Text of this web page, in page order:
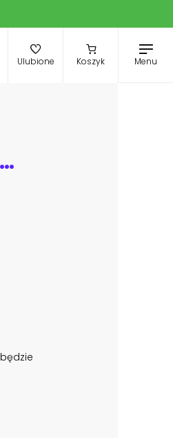
Ulubione Koszyk Menu
Birds feathers boho seamless pattern